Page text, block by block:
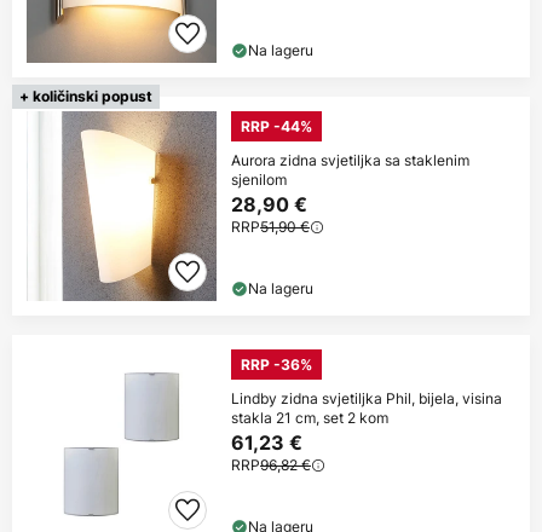
Na lageru
+ količinski popust
RRP -44%
Aurora zidna svjetiljka sa staklenim
sjenilom
28,90 €
RRP51,90 €
Na lageru
RRP -36%
Lindby zidna svjetiljka Phil, bijela, visina
stakla 21 cm, set 2 kom
61,23 €
RRP96,82 €
Na lageru